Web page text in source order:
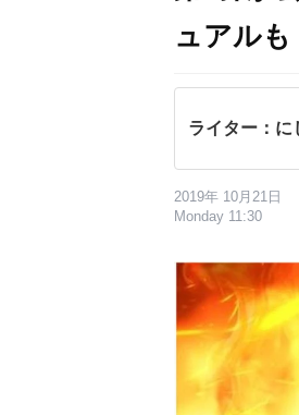
ュアルも
ライター：に
2019年 10月21日
Monday 11:30